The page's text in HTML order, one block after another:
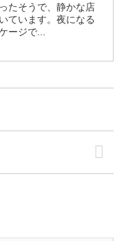
たそうで、静かな店
ています。夜になる
ージで...